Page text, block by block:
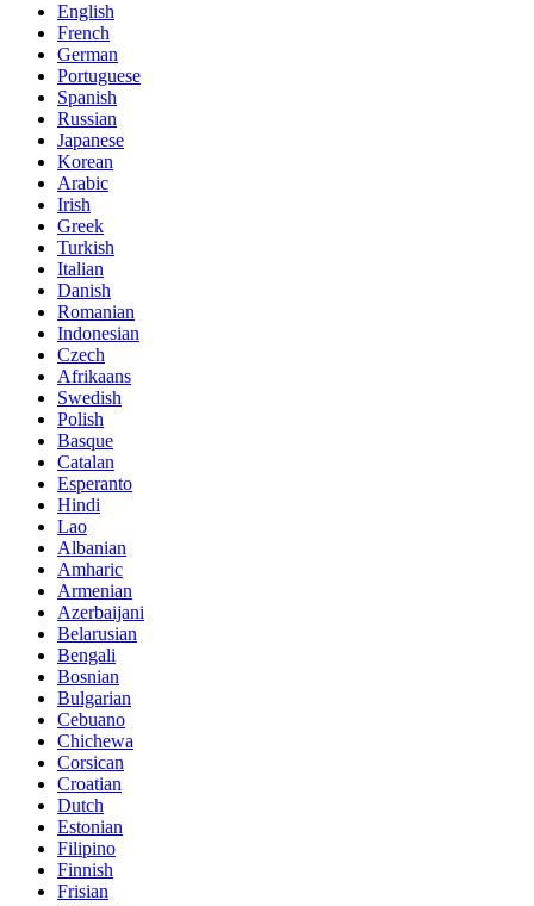
English
French
German
Portuguese
Spanish
Russian
Japanese
Korean
Arabic
Irish
Greek
Turkish
Italian
Danish
Romanian
Indonesian
Czech
Afrikaans
Swedish
Polish
Basque
Catalan
Esperanto
Hindi
Lao
Albanian
Amharic
Armenian
Azerbaijani
Belarusian
Bengali
Bosnian
Bulgarian
Cebuano
Chichewa
Corsican
Croatian
Dutch
Estonian
Filipino
Finnish
Frisian